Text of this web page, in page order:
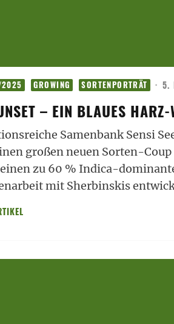
2025 GROWING SORTENPORTRÄT · 5.
– EIN BLAUES HARZ-
Samenbank Sensi
großen neuen Sorten-
zu 60 % Indica-
mit Sherbinskis